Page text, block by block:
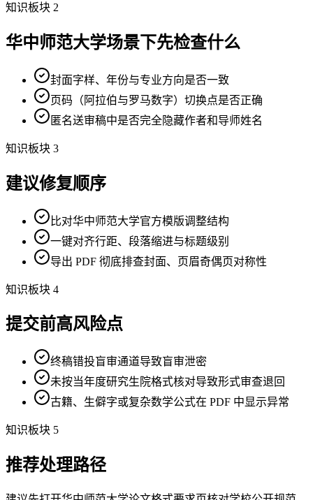
知识板块 2
华中师范大学场景下先检查什么
封面字样、年份与专业方向是否一致
页码（阿拉伯与罗马数字）切换点是否正确
匿名送审稿中是否完全隐藏作者和导师姓名
知识板块 3
建议修复顺序
比对华中师范大学官方模版调整结构
一键对齐行距、段落缩进与标题级别
导出 PDF 彻底排查封面、页眉奇偶页对称性
知识板块 4
提交前高风险点
终稿错投盲审通道导致盲审泄密
未按当年度研究生院格式核对导致形式审查退回
古籍、生僻字或复杂数学公式在 PDF 中显示异常
知识板块 5
推荐处理路径